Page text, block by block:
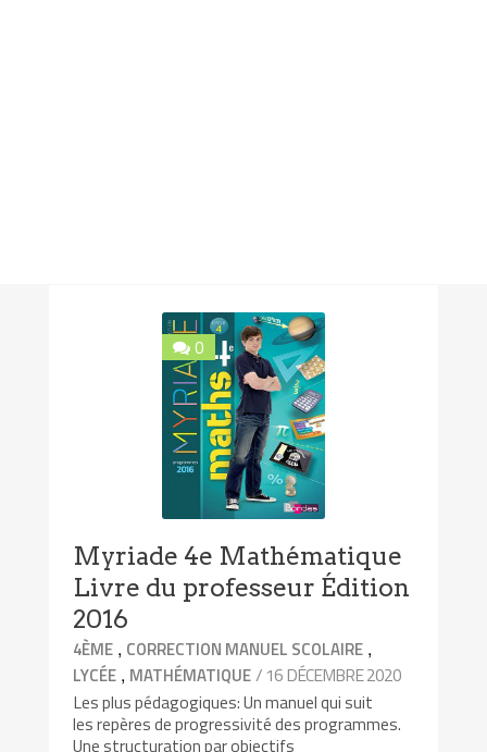
0
Myriade 4e Mathématique
Livre du professeur Édition
2016
4ÈME , CORRECTION MANUEL SCOLAIRE ,
LYCÉE , MATHÉMATIQUE/ 16 DÉCEMBRE 2020
Les plus pédagogiques: Un manuel qui suit
les repères de progressivité des programmes.
Une structuration par objectifs